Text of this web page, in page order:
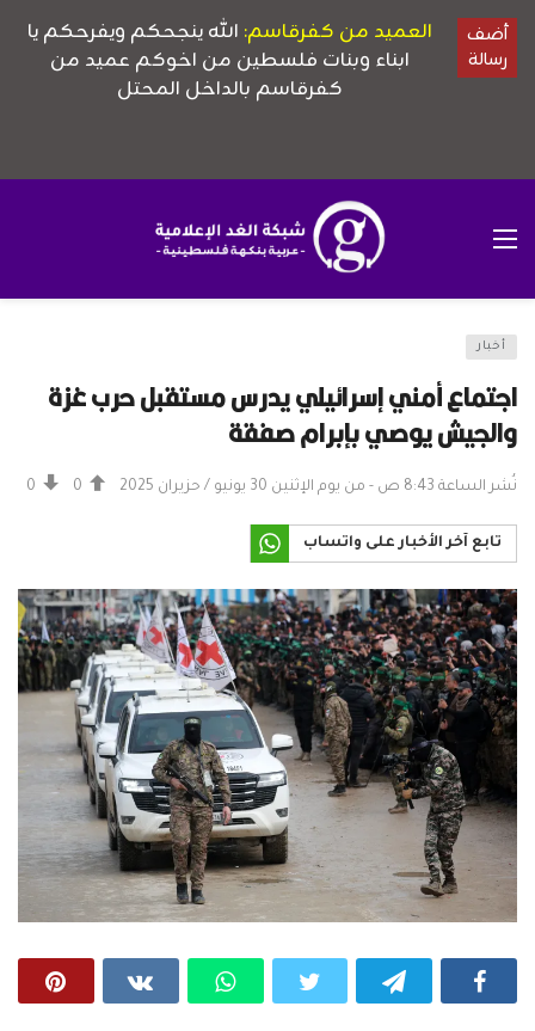
أخبار
اجتماع أمني إسرائيلي يدرس مستقبل حرب غزة
والجيش يوصي بإبرام صفقة
نُشر الساعة 8:43 ص - من يوم الإثنين 30 يونيو / حزيران 2025 0
0
تابع آخر الأخبار على واتساب